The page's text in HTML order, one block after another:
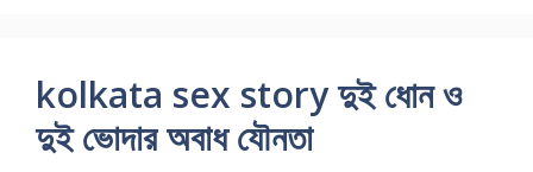
kolkata sex story দুই ধোন ও
দুই ভোদার অবাধ যৌনতা